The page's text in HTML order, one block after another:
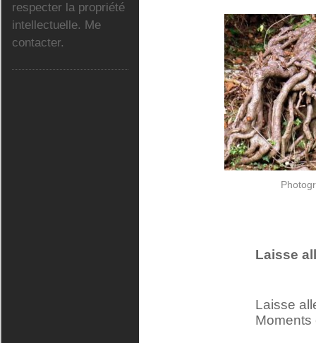
respecter la propriété
intellectuelle. Me
contacter.
Laisse
Laisse
Moments